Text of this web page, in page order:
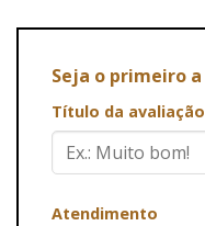
Seja o primeiro
Título da avaliação
Atendimento